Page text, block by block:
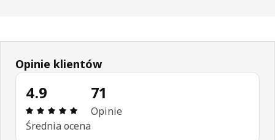
Opinie klientów
4.9
Opinia: 4.9 na 5 gwiazdki. Recenzje ogółem: 71
Średnia ocena
71
Opinie